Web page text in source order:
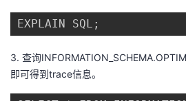
课
程
的
认
我
的
我
术
支
云
声
3. 查询
即可得到trace信息。